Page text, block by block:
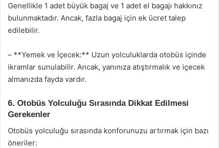
Genellikle 1 adet büyük bagaj ve 1 adet el bagajı hakkınız
bulunmaktadır. Ancak, fazla bagaj için ek ücret talep
edilebilir.
– **Yemek ve İçecek:** Uzun yolculuklarda otobüs içinde
ikramlar sunulabilir. Ancak, yanınıza atıştırmalık ve içecek
almanızda fayda vardır.
6. Otobüs Yolculuğu Sırasında Dikkat Edilmesi
Gerekenler
Otobüs yolculuğu sırasında konforunuzu artırmak için bazı
öneriler: